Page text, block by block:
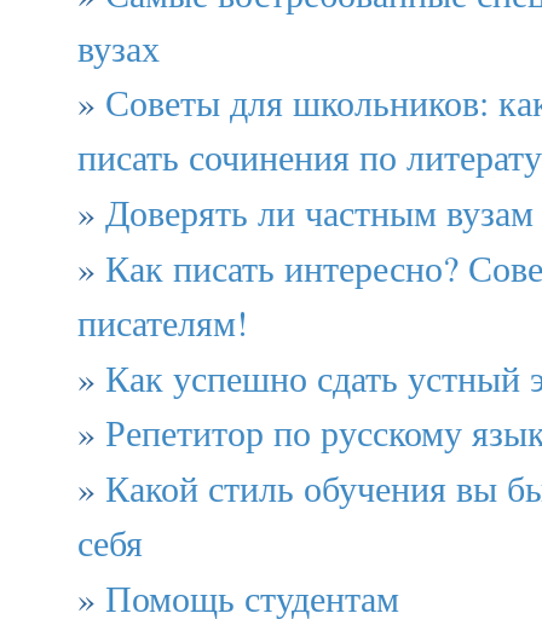
вузах
» Советы для школьников:
писать сочинения по
» Доверять ли частным вузам
» Как писать интересно?
писателям!
» Как успешно сдать устный
» Репетитор по русскому
» Какой стиль обучения вы
себя
» Помощь студентам